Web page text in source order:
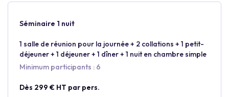
Séminaire 1 nuit
1 salle de réunion pour la journée + 2 collations + 1 petit-
déjeuner + 1 déjeuner + 1 dîner + 1 nuit en chambre simple
Minimum participants : 6
Dès 299 € HT par pers.